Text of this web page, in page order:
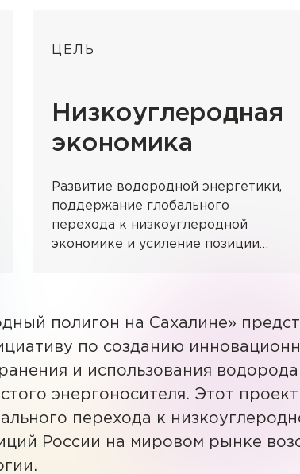
ЦЕЛЬ
Низкоуглеродная
экономика
Развитие водородной энергетики,
поддержание глобального
перехода к низкоуглеродной
экономике и усиление позиции
полигон на Сахалине»
по созданию
и использования водорода
энергоносителя. Этот
перехода к
России на мировом рынке